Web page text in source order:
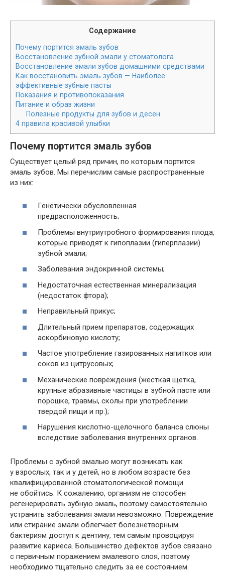
Содержание
Почему портится эмаль зубов
Восстановление зубной эмали у стоматолога
Восстановление эмали зубов домашними средствами
Как восстановить эмаль зубов — Наиболее
эффективные зубные пасты
Показания и противопоказания
Питание и образ жизни
Полезные продукты для зубов и десен
4 правила красивой улыбки
Почему портится эмаль зубов
Существует целый ряд причин, по которым портится
эмаль зубов. Мы перечислим самые распространенные
из них:
Генетически обусловленная
предрасположенность;
Проблемы внутриутробного формирования плода,
которые приводят к гипоплазии (гиперплазии)
зубной эмали;
Заболевания эндокринной системы;
Недостаточная естественная минерализация
(недостаток фтора);
Неправильный прикус;
Длительный прием препаратов, содержащих
аскорбиновую кислоту;
Частое употребление газированных напитков или
соков из цитрусовых;
Механические повреждения (жесткая щетка,
крупные абразивные частицы в зубной пасте или
порошке, травмы, сколы при употреблении
твердой пищи и пр.);
Нарушения кислотно-щелочного баланса слюны
вследствие заболевания внутренних органов.
Проблемы с зубной эмалью могут возникать как
у взрослых, так и у детей, но в любом возрасте без
квалифицированной стоматологической помощи
не обойтись. К сожалению, организм не способен
регенерировать зубную эмаль, поэтому самостоятельно
устранить заболевания эмали невозможно. Повреждение
или стирание эмали облегчает болезнетворным
бактериям доступ к дентину, тем самым провоцируя
развитие кариеса. Большинство дефектов зубов связано
с первичным поражением эмалевого слоя, поэтому
необходимо тщательно следить за ее состоянием.